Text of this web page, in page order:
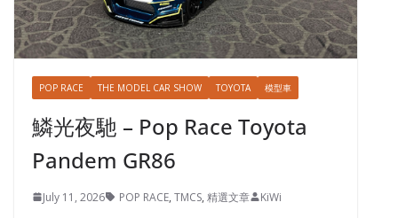
POP RACE THE MODEL CAR SHOW TOYOTA 模型車
鱗光夜馳 – Pop Race Toyota
Pandem GR86
July 11, 2026 POP RACE, TMCS, 精選文章 KiWi